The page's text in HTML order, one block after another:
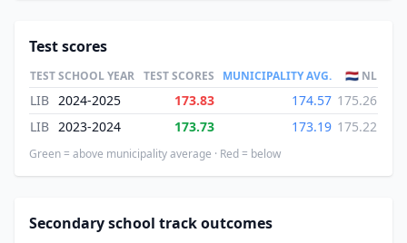
Test scores
TESTSCHOOL YEAR TEST SCORES MUNICIPALITY AVG. 🇳🇱 NL
LIB 2024-2025 173.83 174.57 175.26
LIB 2023-2024 173.73 173.19 175.22
Green = above municipality average · Red = below
Secondary school track outcomes